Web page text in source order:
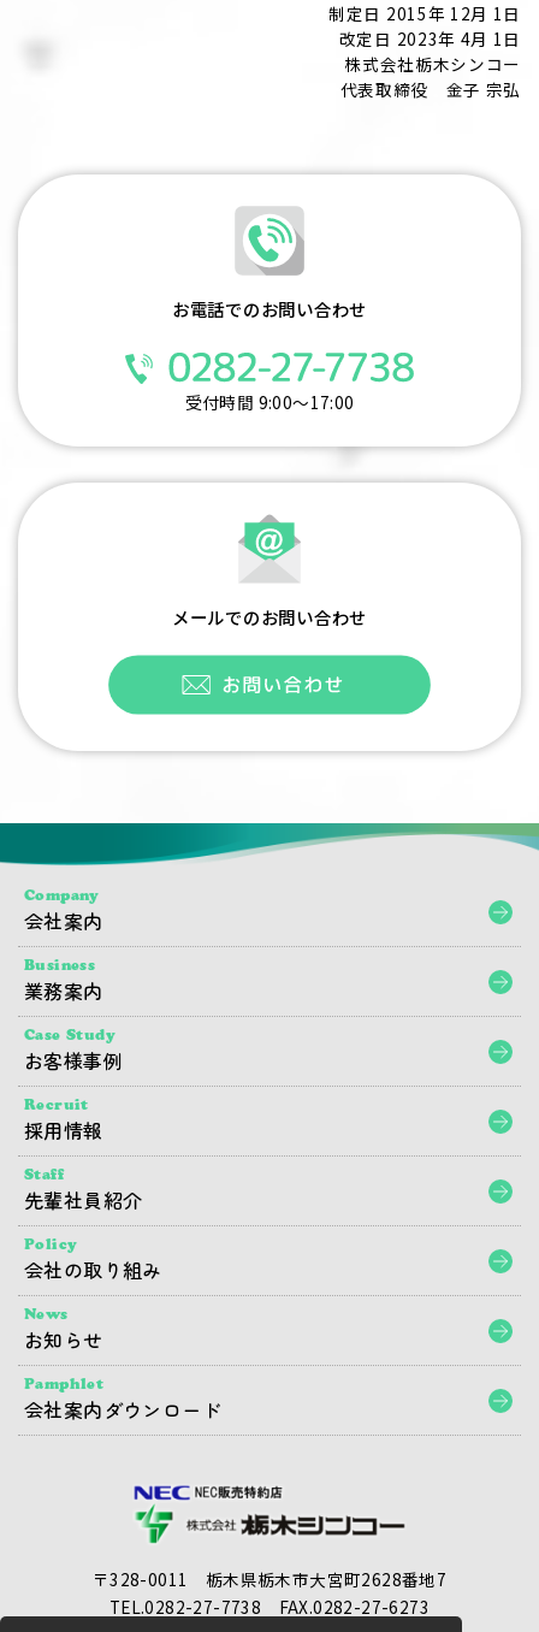
制定日 2015年 12月 1日
改定日 2023年 4月 1日
株式会社栃木シンコー
代表取締役 金子 宗弘
お電話でのお問い合わせ
受付時間 9:00～17:00
メールでのお問い合わせ
Company
会社案内
Business
業務案内
Case Study
お客様事例
Recruit
採用情報
Staff
先輩社員紹介
Policy
会社の取り組み
News
お知らせ
Pamphlet
会社案内ダウンロード
〒328-0011 栃木県栃木市大宮町2628番地7
TEL.0282-27-7738 FAX.0282-27-6273